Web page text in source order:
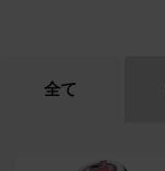
全て